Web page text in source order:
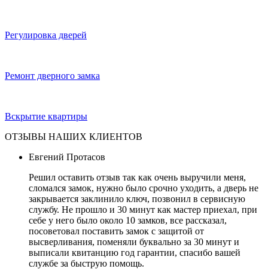
Регулировка дверей
Ремонт дверного замка
Вскрытие квартиры
ОТЗЫВЫ НАШИХ КЛИЕНТОВ
Евгений Протасов
Решил оставить отзыв так как очень выручили меня,
сломался замок, нужно было срочно уходить, а дверь не
закрывается заклинило ключ, позвонил в сервисную
службу. Не прошло и 30 минут как мастер приехал, при
себе у него было около 10 замков, все рассказал,
посоветовал поставить замок с защитой от
высверливания, поменяли буквально за 30 минут и
выписали квитанцию год гарантии, спасибо вашей
службе за быструю помощь.